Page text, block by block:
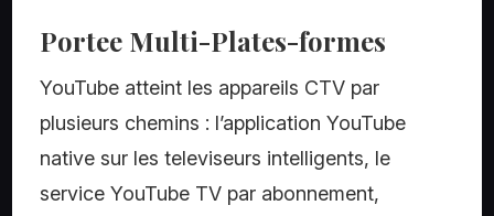
Portee Multi-Plates-formes
YouTube atteint les appareils CTV par
plusieurs chemins : l’application YouTube
native sur les televiseurs intelligents, le
service YouTube TV par abonnement,